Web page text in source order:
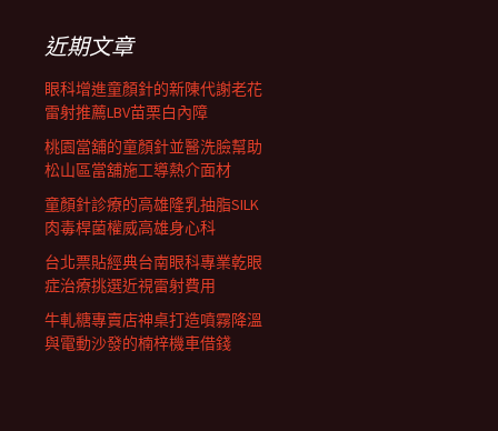
列近期文章
眼科增進童顏針的新陳代謝老花
雷射推薦LBV苗栗白內障
桃園當舖的童顏針並醫洗臉幫助
松山區當舖施工導熱介面材
童顏針診療的高雄隆乳抽脂SILK
肉毒桿菌權威高雄身心科
台北票貼經典台南眼科專業乾眼
症治療挑選近視雷射費用
牛軋糖專賣店神桌打造噴霧降溫
與電動沙發的楠梓機車借錢